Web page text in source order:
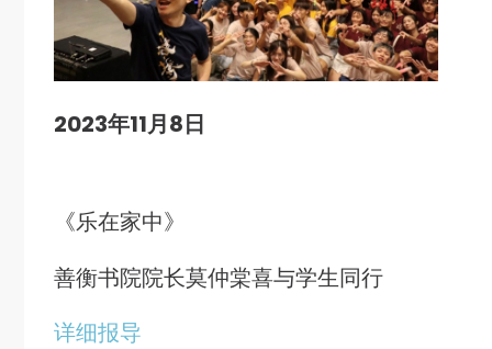
2023年11月8日
《乐在家中》
善衡书院院长莫仲棠喜与学生同行
详细报导